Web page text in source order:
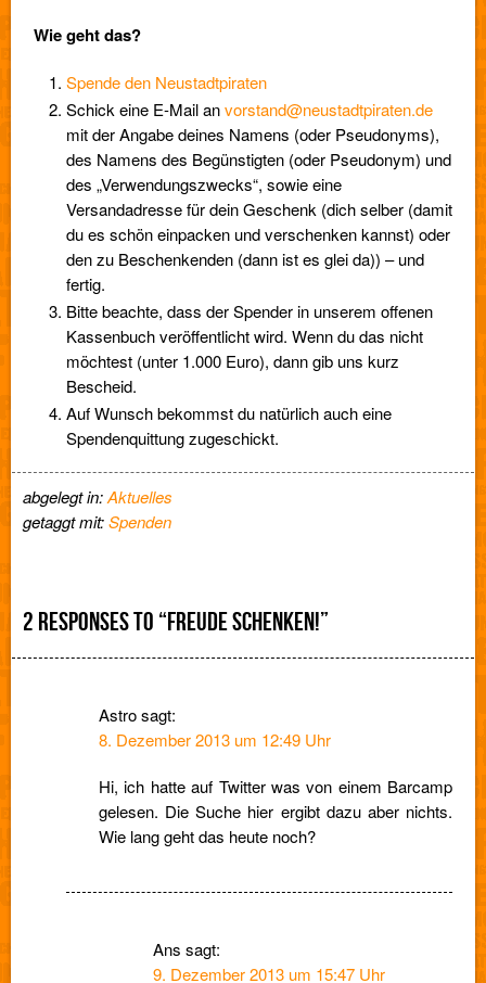
Wie geht das?
Spende den Neustadtpiraten
Schick eine E-Mail anvorstand@neustadtpiraten.de
mit der Angabe deines Namens (oder Pseudonyms),
des Namens des Begünstigten (oder Pseudonym) und
des „Verwendungszwecks“, sowie eine
Versandadresse für dein Geschenk (dich selber (damit
du es schön einpacken und verschenken kannst) oder
den zu Beschenkenden (dann ist es glei da)) – und
fertig.
Bitte beachte, dass der Spender in unserem offenen
Kassenbuch veröffentlicht wird. Wenn du das nicht
möchtest (unter 1.000 Euro), dann gib uns kurz
Bescheid.
Auf Wunsch bekommst du natürlich auch eine
Spendenquittung zugeschickt.
abgelegt in:Aktuelles
getaggt mit:Spenden
2 RESPONSES TO “FREUDE SCHENKEN!”
Astrosagt:
8. Dezember 2013 um 12:49 Uhr
Hi, ich hatte auf Twitter was von einem Barcamp
gelesen. Die Suche hier ergibt dazu aber nichts.
Wie lang geht das heute noch?
Ans sagt:
9. Dezember 2013 um 15:47 Uhr